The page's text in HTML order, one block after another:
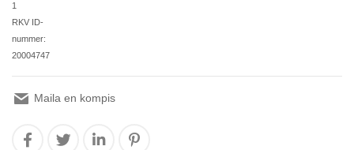
1
RKV ID-
nummer:
20004747
Maila en kompis